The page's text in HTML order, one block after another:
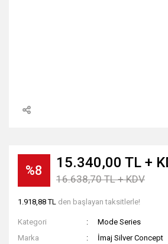
%8 15.340,00 TL +
16.638,70 TL + KDV
1.918,88 TL den başlayan taksitlerle!
Kategori
Mode Series
Marka
İmaj Silver Concept